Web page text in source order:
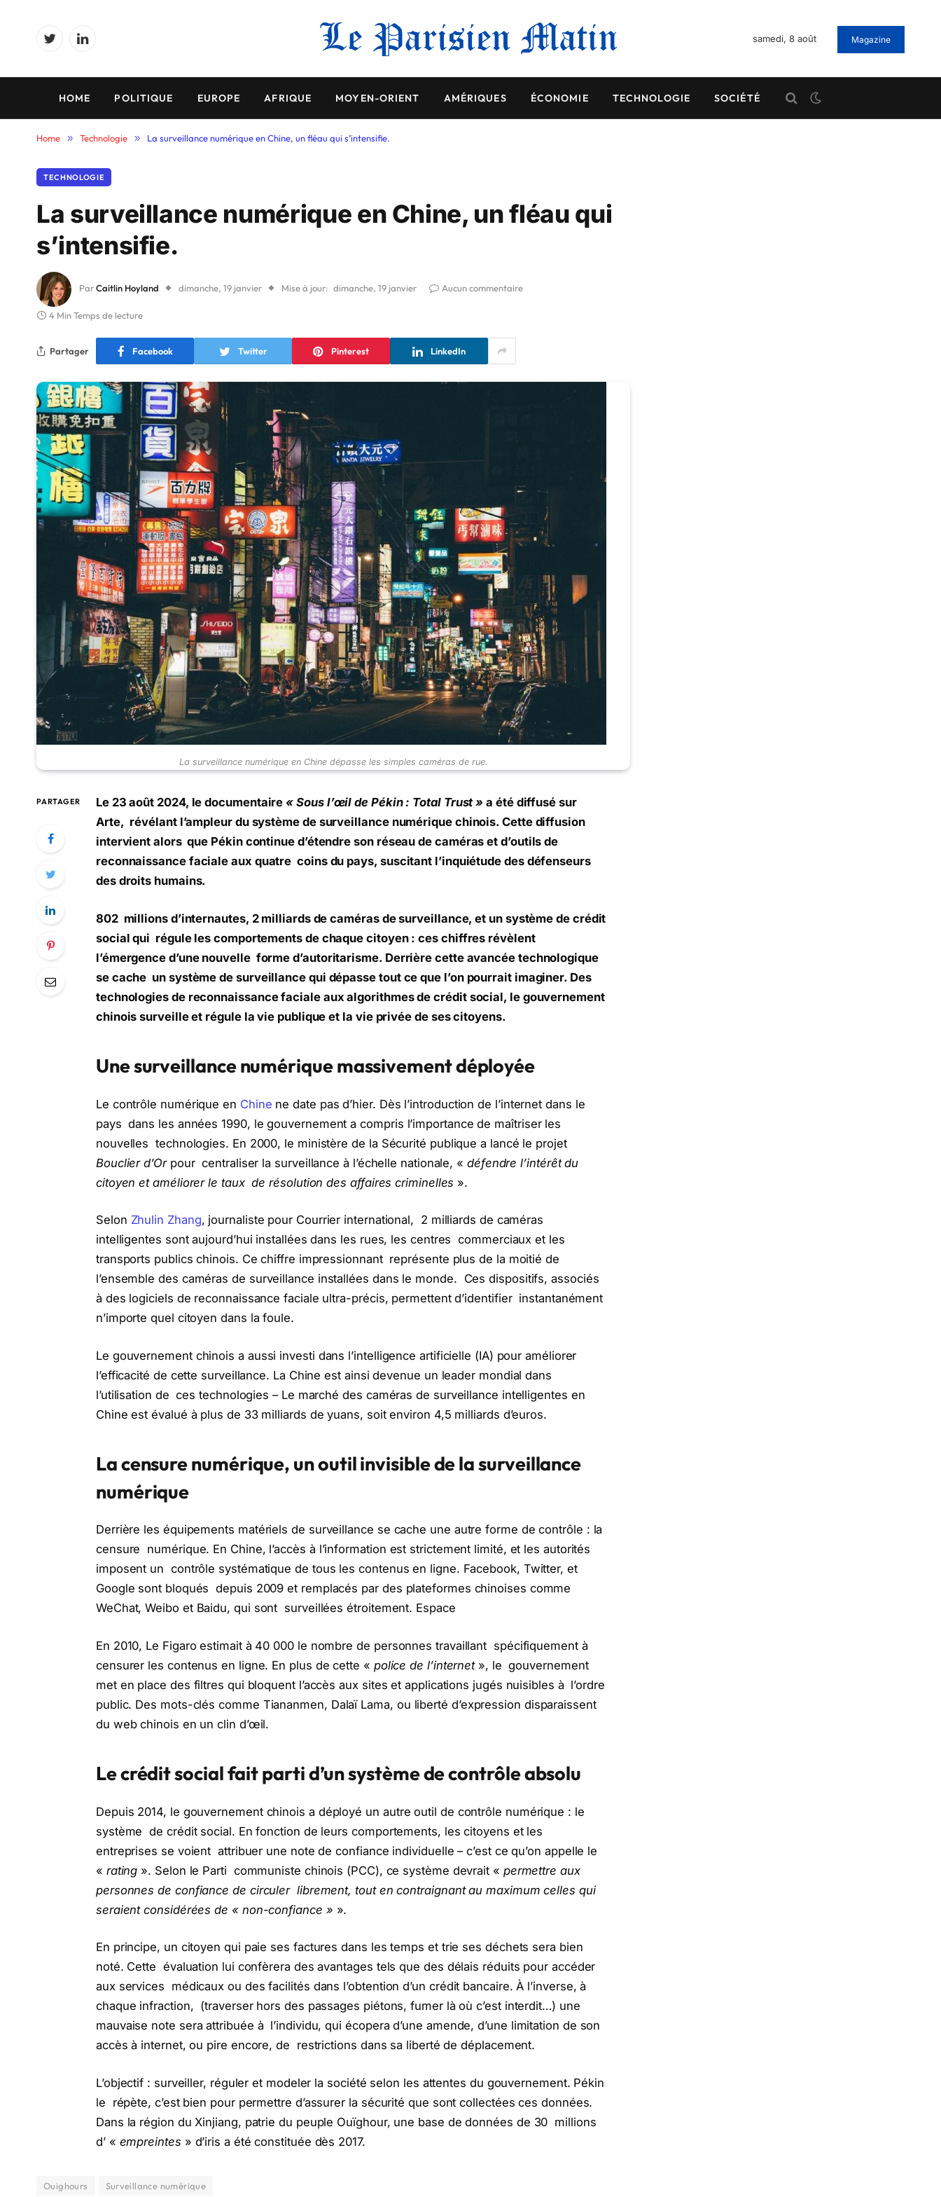
TwitterLinkedIn
samedi, 8 août Magazine
HOME POLITIQUE EUROPE AFRIQUE MOYEN-ORIENT AMÉRIQUES ÉCONOMIE TECHNOLOGIE SOCIÉTÉ
Home » Technologie » La surveillance numérique en Chine, un fléau qui s’intensifie.
TECHNOLOGIE
La surveillance numérique en Chine, un fléau qui
s’intensifie.
ParCaitlin Hoyland dimanche, 19 janvier Mise à jour: dimanche, 19 janvier Aucun commentaire
4 Min Temps de lecture
Partager Facebook Twitter Pinterest LinkedIn
La surveillance numérique en Chine dépasse les simples caméras de rue.
PARTAGER Le 23 août 2024, le documentaire « Sous l’œil de Pékin : Total Trust »a été diffusé sur
Arte, révélant l’ampleur du système de surveillance numérique chinois. Cette diffusion
intervient alors que Pékin continue d’étendre son réseau de caméras et d’outils de
reconnaissance faciale aux quatre coins du pays, suscitant l’inquiétude des défenseurs
des droits humains.
802 millions d’internautes, 2 milliards de caméras de surveillance, et un système de crédit
social qui régule les comportements de chaque citoyen : ces chiffres révèlent
l’émergence d’une nouvelle forme d’autoritarisme. Derrière cette avancée technologique
se cache un système de surveillance qui dépasse tout ce que l’on pourrait imaginer. Des
technologies de reconnaissance faciale aux algorithmes de crédit social, le gouvernement
chinois surveille et régule la vie publique et la vie privée de ses citoyens.
Une surveillance numérique massivement déployée
Le contrôle numérique en Chine ne date pas d’hier. Dès l’introduction de l’internet dans le
pays dans les années 1990, le gouvernement a compris l’importance de maîtriser les
nouvelles technologies. En 2000, le ministère de la Sécurité publique a lancé le projet
Bouclier d’Or pour centraliser la surveillance à l’échelle nationale, « défendre l’intérêt du
citoyen et améliorer le taux de résolution des affaires criminelles ».
Selon Zhulin Zhang, journaliste pour Courrier international, 2 milliards de caméras
intelligentes sont aujourd’hui installées dans les rues, les centres commerciaux et les
transports publics chinois. Ce chiffre impressionnant représente plus de la moitié de
l’ensemble des caméras de surveillance installées dans le monde. Ces dispositifs, associés
à des logiciels de reconnaissance faciale ultra-précis, permettent d’identifier instantanément
n’importe quel citoyen dans la foule.
Le gouvernement chinois a aussi investi dans l’intelligence artificielle (IA) pour améliorer
l’efficacité de cette surveillance. La Chine est ainsi devenue un leader mondial dans
l’utilisation de ces technologies – Le marché des caméras de surveillance intelligentes en
Chine est évalué à plus de 33 milliards de yuans, soit environ 4,5 milliards d’euros.
La censure numérique, un outil invisible de la surveillance
numérique
Derrière les équipements matériels de surveillance se cache une autre forme de contrôle : la
censure numérique. En Chine, l’accès à l’information est strictement limité, et les autorités
imposent un contrôle systématique de tous les contenus en ligne. Facebook, Twitter, et
Google sont bloqués depuis 2009 et remplacés par des plateformes chinoises comme
WeChat, Weibo et Baidu, qui sont surveillées étroitement. Espace
En 2010, Le Figaro estimait à 40 000 le nombre de personnes travaillant spécifiquement à
censurer les contenus en ligne. En plus de cette « police de l’internet », le gouvernement
met en place des filtres qui bloquent l’accès aux sites et applications jugés nuisibles à l’ordre
public. Des mots-clés comme Tiananmen, Dalaï Lama, ou liberté d’expression disparaissent
du web chinois en un clin d’œil.
Le crédit social fait parti d’un système de contrôle absolu
Depuis 2014, le gouvernement chinois a déployé un autre outil de contrôle numérique : le
système de crédit social. En fonction de leurs comportements, les citoyens et les
entreprises se voient attribuer une note de confiance individuelle – c’est ce qu’on appelle le
« rating ». Selon le Parti communiste chinois (PCC), ce système devrait « permettre aux
personnes de confiance de circuler librement, tout en contraignant au maximum celles qui
seraient considérées de « non-confiance » ».
En principe, un citoyen qui paie ses factures dans les temps et trie ses déchets sera bien
noté. Cette évaluation lui confèrera des avantages tels que des délais réduits pour accéder
aux services médicaux ou des facilités dans l’obtention d’un crédit bancaire. À l’inverse, à
chaque infraction, (traverser hors des passages piétons, fumer là où c’est interdit…) une
mauvaise note sera attribuée à l’individu, qui écopera d’une amende, d’une limitation de son
accès à internet, ou pire encore, de restrictions dans sa liberté de déplacement.
L’objectif : surveiller, réguler et modeler la société selon les attentes du gouvernement. Pékin
le répète, c’est bien pour permettre d’assurer la sécurité que sont collectées ces données.
Dans la région du Xinjiang, patrie du peuple Ouïghour, une base de données de 30 millions
d’ « empreintes » d’iris a été constituée dès 2017.
Ouighours Surveillance numérique